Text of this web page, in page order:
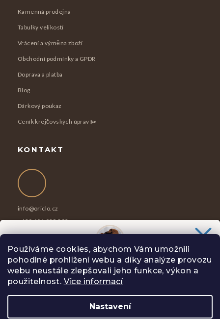
Používáme cookies, abychom Vám umožnili
pohodlné prohlížení webu a díky analýze provozu
webu neustále zlepšovali jeho funkce, výkon a
použitelnost. Více informací
Nastavení
Kamenná prodejna
Tabulky velikostí
Vrácení a výměna zboží
Obchodní podmínky a GPDR
Doprava a platba
Blog
Dárkový poukaz
Ceník krejčovských úprav ✂️
KONTAKT
info@oriclo.cz
+420 601 029 202
Chceš slevu 100 Kč na svůj nákup?
Slibuji Ti na psí uši, že Tě nebudu spamovat zbytečnostmi.